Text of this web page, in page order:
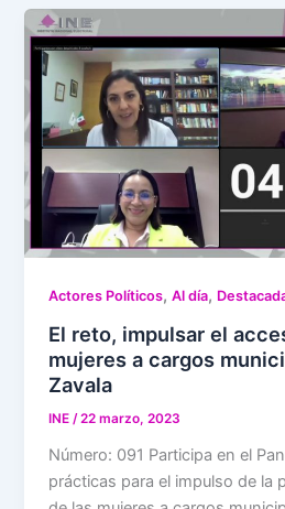
Actores Políticos,Al día,
El reto, impulsar el
mujeres a cargos
Zavala
INE/22 marzo, 2023
Número: 091 Participa en el
prácticas para el impulso de la